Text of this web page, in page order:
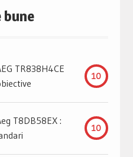
bune
TR838H4CE
10
T8DB58EX :
10